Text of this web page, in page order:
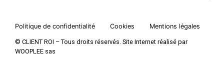
Politique de confidentialité Cookies Mentions légales
© CLIENT ROI – Tous droits réservés. Site Internet réalisé par
WOOPLEE sas